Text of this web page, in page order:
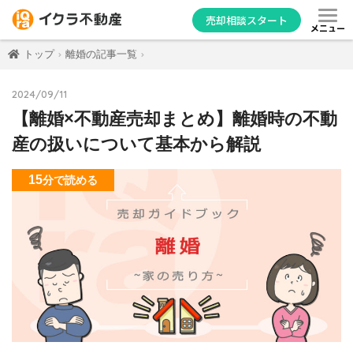
売却相談スタート
メニュー
トップ 離婚の記事一覧
2024/09/11
【離婚×不動産売却まとめ】離婚時の不動
産の扱いについて基本から解説
15分で読める